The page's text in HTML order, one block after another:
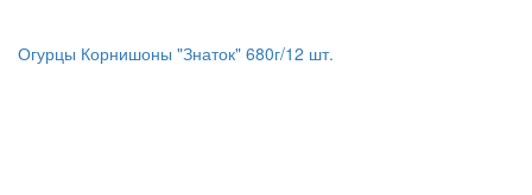
Огурцы Корнишоны "Знаток" 680г/12 шт.